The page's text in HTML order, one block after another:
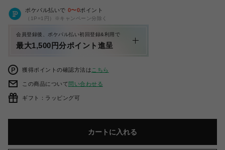
ポケパル払いで 0〜0ポイント
（1P=1円）※キャンペーン分除く
会員登録後、ポケパル払い初回登録&利用で
最大1,500円分ポイント進呈
獲得ポイントの確認方法は こちら
この商品について問い合わせる
ギフト：ラッピング可
カートに入れる